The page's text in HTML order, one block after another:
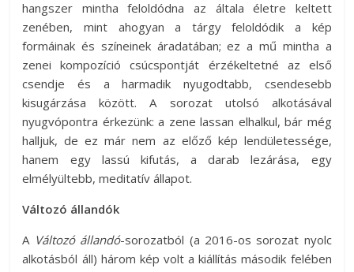
hangszer mintha feloldódna az általa életre keltett
zenében, mint ahogyan a tárgy feloldódik a kép
formáinak és színeinek áradatában; ez a mű mintha a
zenei kompozíció csúcspontját érzékeltetné az első
csendje és a harmadik nyugodtabb, csendesebb
kisugárzása között. A sorozat utolsó alkotásával
nyugvópontra érkezünk: a zene lassan elhalkul, bár még
halljuk, de ez már nem az előző kép lendületessége,
hanem egy lassú kifutás, a darab lezárása, egy
elmélyültebb, meditatív állapot.
Változó állandók
A Változó állandó-sorozatból (a 2016-os sorozat nyolc
alkotásból áll) három kép volt a kiállítás második felében